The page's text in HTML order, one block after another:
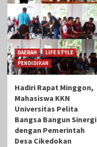
DAERAH
LIFE STYLE
PENDIDIKAN
Hadiri Rapat Minggon,
Mahasiswa KKN
Universitas Pelita
Bangsa Bangun Sinergi
dengan Pemerintah
Desa Cikedokan